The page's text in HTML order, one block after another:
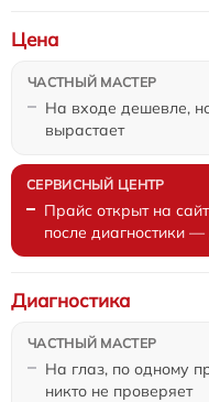
На входе дешевле,
вырастает
Цена
Прайс открыт на
после диагностики
На глаз, по одному
никто не проверяет
Диагностика